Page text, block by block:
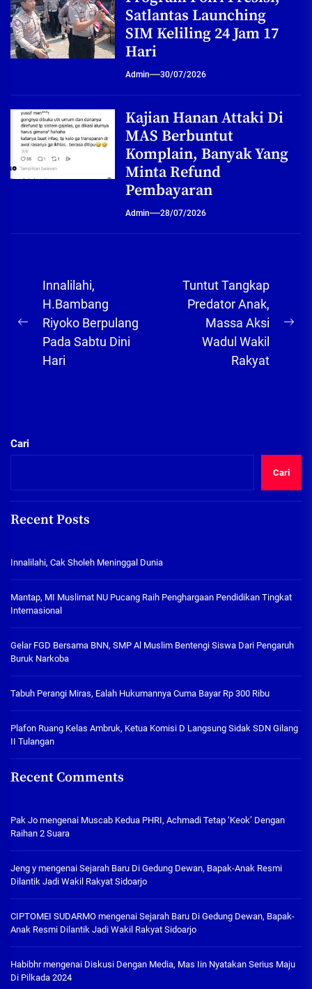
Satlantas Launching
SIM Keliling 24 Jam 17
Hari
Admin 30/07/2026
Kajian Hanan Attaki Di
MAS Berbuntut
Komplain, Banyak Yang
Minta Refund
Pembayaran
Admin 28/07/2026
Navigasi
pos
Previous
post:
Innalilahi,
H.Bambang
Riyoko Berpulang
Pada Sabtu Dini
Hari
Tuntut Tangkap
Predator Anak,
Massa Aksi
Wadul Wakil
Rakyat
Cari
Cari
Recent Posts
Innalilahi, Cak Sholeh Meninggal Dunia
Mantap, MI Muslimat NU Pucang Raih Penghargaan Pendidikan Tingkat
Internasional
Gelar FGD Bersama BNN, SMP Al Muslim Bentengi Siswa Dari Pengaruh
Buruk Narkoba
Tabuh Perangi Miras, Ealah Hukumannya Cuma Bayar Rp 300 Ribu
Plafon Ruang Kelas Ambruk, Ketua Komisi D Langsung Sidak SDN Gilang
II Tulangan
Recent Comments
Pak Jo mengenai Muscab Kedua PHRI, Achmadi Tetap ‘Keok’ Dengan
Raihan 2 Suara
Jeng y mengenai Sejarah Baru Di Gedung Dewan, Bapak-Anak Resmi
Dilantik Jadi Wakil Rakyat Sidoarjo
CIPTOMEI SUDARMO mengenai Sejarah Baru Di Gedung Dewan, Bapak-
Anak Resmi Dilantik Jadi Wakil Rakyat Sidoarjo
Habibhrmengenai Diskusi Dengan Media, Mas Iin Nyatakan Serius Maju
Di Pilkada 2024